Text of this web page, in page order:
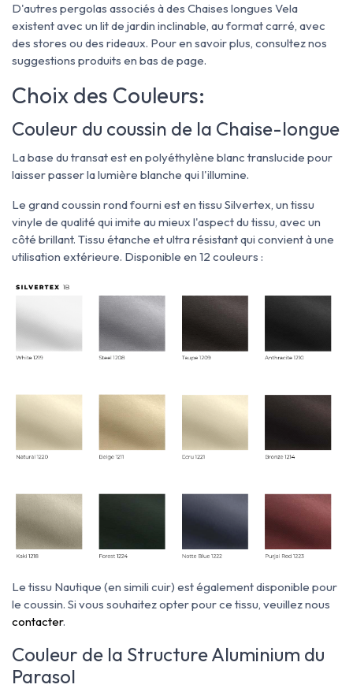
D'autres pergolas associés à des Chaises longues Vela
existent avec un lit de jardin inclinable, au format carré, avec
des stores ou des rideaux. Pour en savoir plus, consultez nos
suggestions produits en bas de page.
Choix des Couleurs:
Couleur du coussin de la Chaise-longue
La base du transat est en polyéthylène blanc translucide pour
laisser passer la lumière blanche qui l'illumine.
Le grand coussin rond fourni est en tissu Silvertex, un tissu
vinyle de qualité qui imite au mieux l'aspect du tissu, avec un
côté brillant. Tissu étanche et ultra résistant qui convient à une
utilisation extérieure. Disponible en 12 couleurs :
Le tissu Nautique (en simili cuir) est également disponible pour
le coussin. Si vous souhaitez opter pour ce tissu, veuillez nous
contacter.
Couleur de la Structure Aluminium du
Parasol